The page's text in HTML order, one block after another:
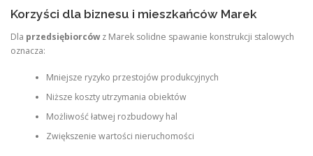
Korzyści dla biznesu i mieszkańców Marek
Dla przedsiębiorcówz Marek solidne spawanie konstrukcji stalowych
oznacza:
Mniejsze ryzyko przestojów produkcyjnych
Niższe koszty utrzymania obiektów
Możliwość łatwej rozbudowy hal
Zwiększenie wartości nieruchomości